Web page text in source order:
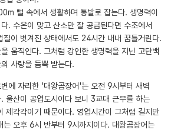
뻘 속에서 생활하며 통발로 잡는다. 생명력이
. 수온이 맞고 산소만 잘 공급된다면 수조에서
이 벗겨진 상태에서도 24시간 내내 꿈틀거린다.
움직인다. 그처럼 강인한 생명력을 지닌 고단백
사랑을 듬뿍 받는다.
에 자리한 '대왕곰장어'는 오전 9시부터 새벽
울산이 공업도시이다 보니 3교대 근무를 하는
제각각이기 때문이다. 영업시간이 그처럼 길지만
는 오후 6시 반부터 9시까지이다. 대왕곰장어는